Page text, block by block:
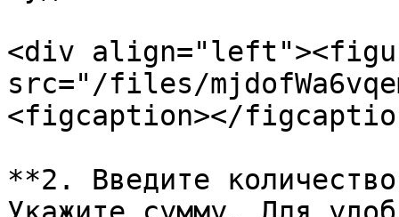
<div
src="/files/
<figcaption></
**2. Введите